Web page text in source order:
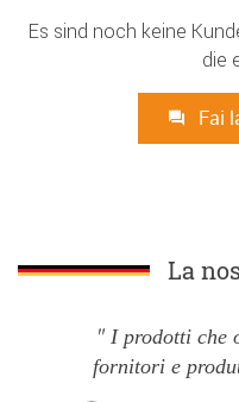
Es sind noch keine
die
Fai
La
I prodotti che
fornitori e